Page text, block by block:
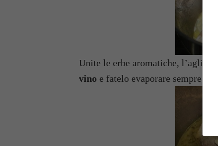
Unite le erbe aromatiche, l’aglio,
vino e fatelo evaporare sempre a